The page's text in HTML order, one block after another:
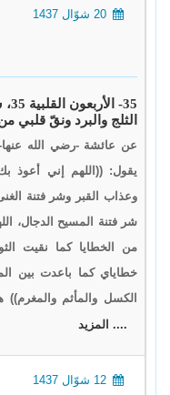
الثلج والبرد ونقّ قلبي
عن عائشة -رضي الله
يقول: ((اللهم إني أعوذ بك
وعذاب القبر وشر فتنة
شر فتنة المسيح الدجال،
من الخطايا كما نقيت
خطاياي كما باعدت بين
الكسل والمأثم
.... المزيد